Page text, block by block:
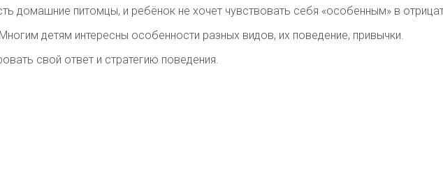
домашние питомцы, и ребёнок не хочет чувствовать себя «особенным» в
Многим детям интересны особенности разных видов, их поведение, привычки.
свой ответ и стратегию поведения.